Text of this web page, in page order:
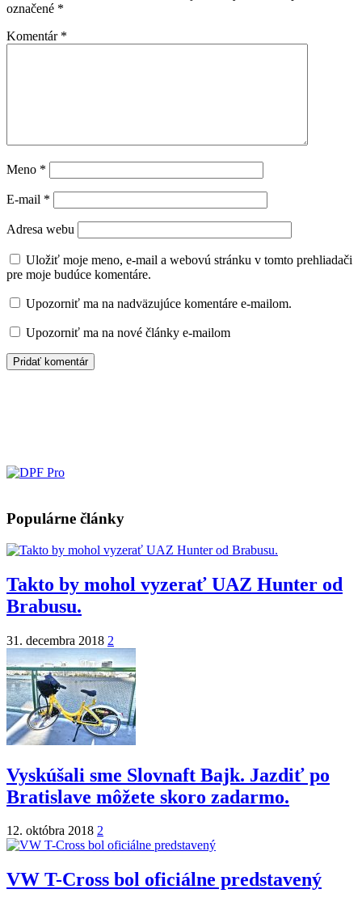
označené *
Komentár *
Meno *
E-mail *
Adresa webu
Uložiť moje meno, e-mail a webovú stránku v tomto prehliadači
pre moje budúce komentáre.
Upozorniť ma na nadväzujúce komentáre e-mailom.
Upozorniť ma na nové články e-mailom
Populárne články
Takto by mohol vyzerať UAZ Hunter od
Brabusu.
31. decembra 2018 2
Vyskúšali sme Slovnaft Bajk. Jazdiť po
Bratislave môžete skoro zadarmo.
12. októbra 2018 2
VW T-Cross bol oficiálne predstavený